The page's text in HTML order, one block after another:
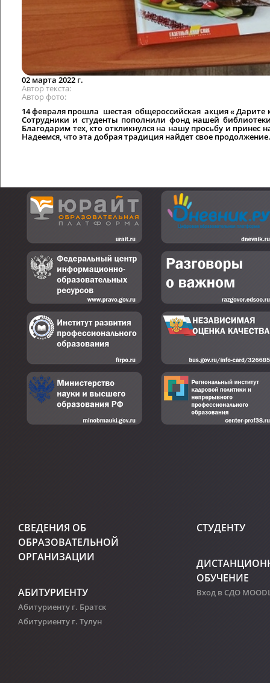
02 марта 2022 г.
Автор текста
Автор фото
14 февраля прошла шестая общероссийская акция «
Сотрудники и студенты пополнили фонд нашей
Благодарим тех, кто откликнулся на нашу просьбу и
Надеемся, что эта добрая традиция найдет свое
СВЕДЕНИЯ ОБ
ОБРАЗОВАТЕЛЬНОЙ
ОРГАНИЗАЦИИ
АБИТУРИЕНТУ
Абитуриенту г. Братск
Абитуриенту г. Тулун
СТУДЕНТУ
ОБУЧЕНИЕ
Вход в СДО